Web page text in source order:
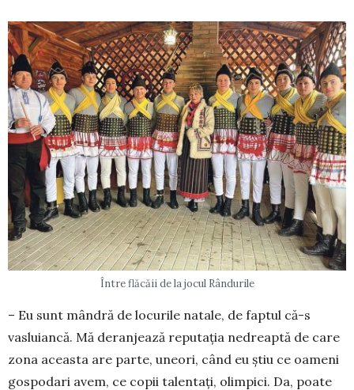
Între flăcăii de la jocul Rândurile
– Eu sunt mândră de locurile natale, de faptul că-s
vasluiancă. Mă deranjează reputaţia nedreaptă de care
zona aceasta are parte, uneori, când eu ştiu ce oameni
gospodari avem, ce copii talentaţi, olim­pici. Da, poate